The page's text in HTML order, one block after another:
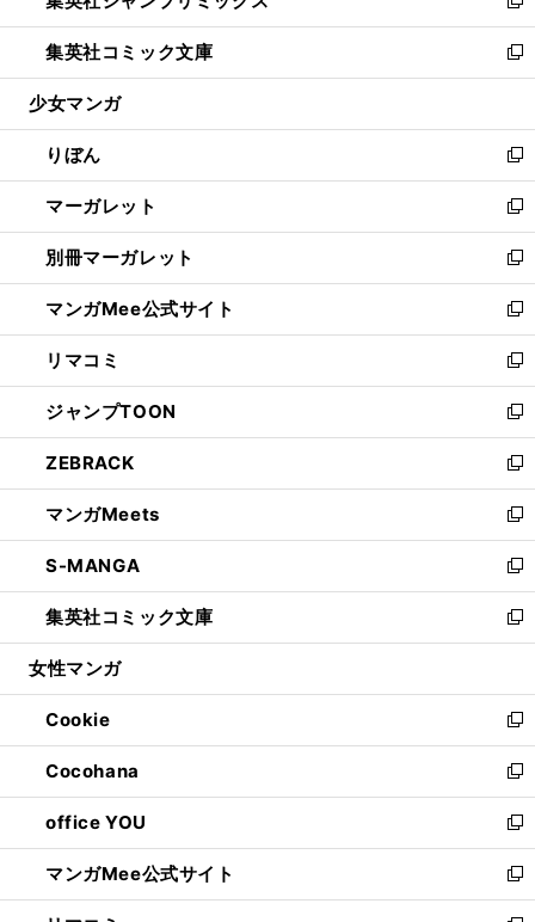
開
く
ウ
で
開
ン
ド
ウ
開
く
い
ウ
ィ
ン
ウ
で
開
く
新
し
い
ウ
ン
ド
ウ
で
開
く
集英社コミック文庫
新
し
ウ
ィ
ン
ド
ウ
で
開
く
少女マンガ
りぼん
新
し
い
ウ
ィ
ン
ド
ウ
で
開
く
マーガレット
新
し
い
ウ
ィ
ン
ド
ウ
で
開
く
別冊マーガレット
新
し
い
ウ
ィ
ン
ド
ウ
で
開
く
マンガMee公式サイト
新
し
い
ウ
ィ
ン
ド
ウ
で
開
く
リマコミ
新
し
い
ウ
ィ
ン
ド
ウ
で
開
く
ジャンプTOON
新
し
い
ウ
ィ
ン
ド
ウ
で
開
ZEBRACK
新
し
い
ウ
ィ
ン
ド
ウ
開
く
マンガMeets
新
し
い
ウ
ィ
ン
ウ
で
開
く
S-MANGA
新
し
い
ウ
ン
ド
ウ
で
開
く
集英社コミック文庫
新
し
ウ
ィ
ン
ド
ウ
で
開
く
女性マンガ
Cookie
新
し
い
ウ
ィ
ン
ド
ウ
Cocohana
新
し
い
ウ
ィ
ン
office YOU
新
し
い
ウ
マンガMee公式サイト
新
し